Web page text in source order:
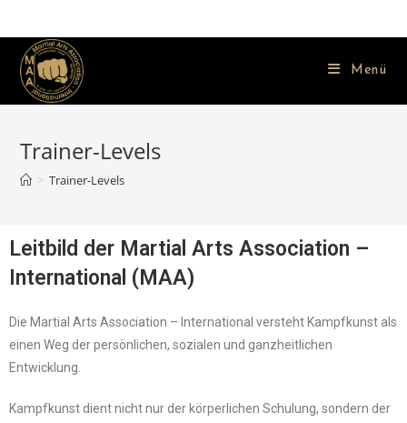
Menü
Trainer-Levels
> Trainer-Levels
Leitbild der Martial Arts Association –
International (MAA)
Die Martial Arts Association – International versteht Kampfkunst als
einen Weg der persönlichen, sozialen und ganzheitlichen
Entwicklung.
Kampfkunst dient nicht nur der körperlichen Schulung, sondern der